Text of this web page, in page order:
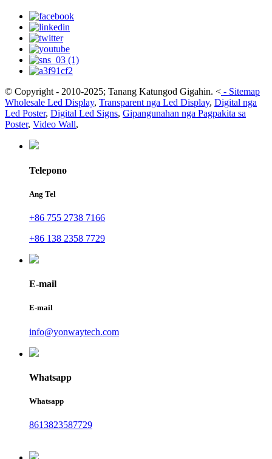
© Copyright - 2010-2025; Tanang Katungod Gigahin. < - Sitemap
Wholesale Led Display, Transparent nga Led Display, Digital nga
Led Poster, Digital Led Signs, Gipangunahan nga Pagpakita sa
Poster, Video Wall,
Telepono
Ang Tel
+86 755 2738 7166
+86 138 2358 7729
E-mail
E-mail
info@yonwaytech.com
Whatsapp
Whatsapp
8613823587729